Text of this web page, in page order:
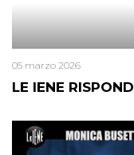
LE IENE
05 marzo 2026